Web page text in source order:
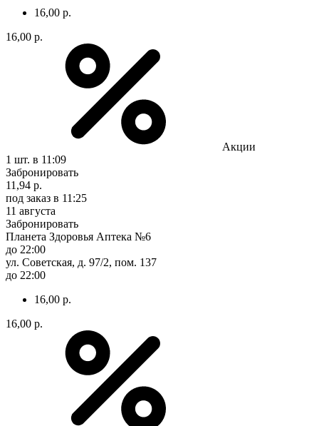
16,00 р.
16,00 р.
Акции
1 шт. в 11:09
Забронировать
11,94 р.
под заказ в 11:25
11 августа
Забронировать
Планета Здоровья Аптека №6
до 22:00
ул. Советская, д. 97/2, пом. 137
до 22:00
16,00 р.
16,00 р.